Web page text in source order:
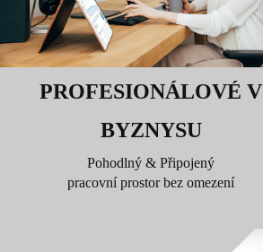
PROFESIONÁLOVÉ V
BYZNYSU
Pohodlný & Připojený
pracovní prostor bez omezení